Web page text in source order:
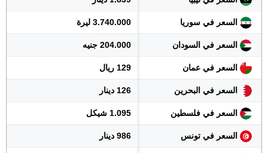
السعر في سوريا 3.740.000 ليرة
السعر في السودان 204.000 جنيه
السعر في عمان 129 ريال
السعر في البحرين 126 دينار
السعر في فلسطين 1.095 شيكل
السعر في تونس 986 دينار